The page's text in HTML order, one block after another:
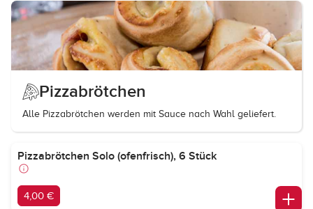
Pizzabrötchen
Alle Pizzabrötchen werden mit Sauce nach Wahl geliefert.
Pizzabrötchen Solo (ofenfrisch), 6 Stück
4,00 €